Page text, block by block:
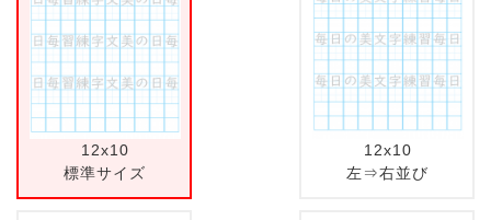
12x10
標準サイズ
12x10
左⇒右並び